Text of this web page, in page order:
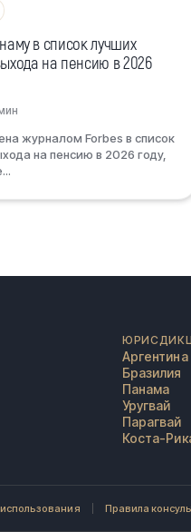
в список лучших
на пенсию в 2026
журналом Forbes в список
на пенсию в 2026 году,
Аргентина
Бразилия
Панама
Уругвай
Парагвай
Коста-
Правила